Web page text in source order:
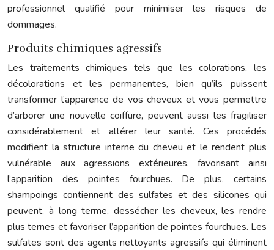
professionnel qualifié pour minimiser les risques de
dommages.
Produits chimiques agressifs
Les traitements chimiques tels que les colorations, les
décolorations et les permanentes, bien qu’ils puissent
transformer l’apparence de vos cheveux et vous permettre
d’arborer une nouvelle coiffure, peuvent aussi les fragiliser
considérablement et altérer leur santé. Ces procédés
modifient la structure interne du cheveu et le rendent plus
vulnérable aux agressions extérieures, favorisant ainsi
l’apparition des pointes fourchues. De plus, certains
shampoings contiennent des sulfates et des silicones qui
peuvent, à long terme, dessécher les cheveux, les rendre
plus ternes et favoriser l’apparition de pointes fourchues. Les
sulfates sont des agents nettoyants agressifs qui éliminent